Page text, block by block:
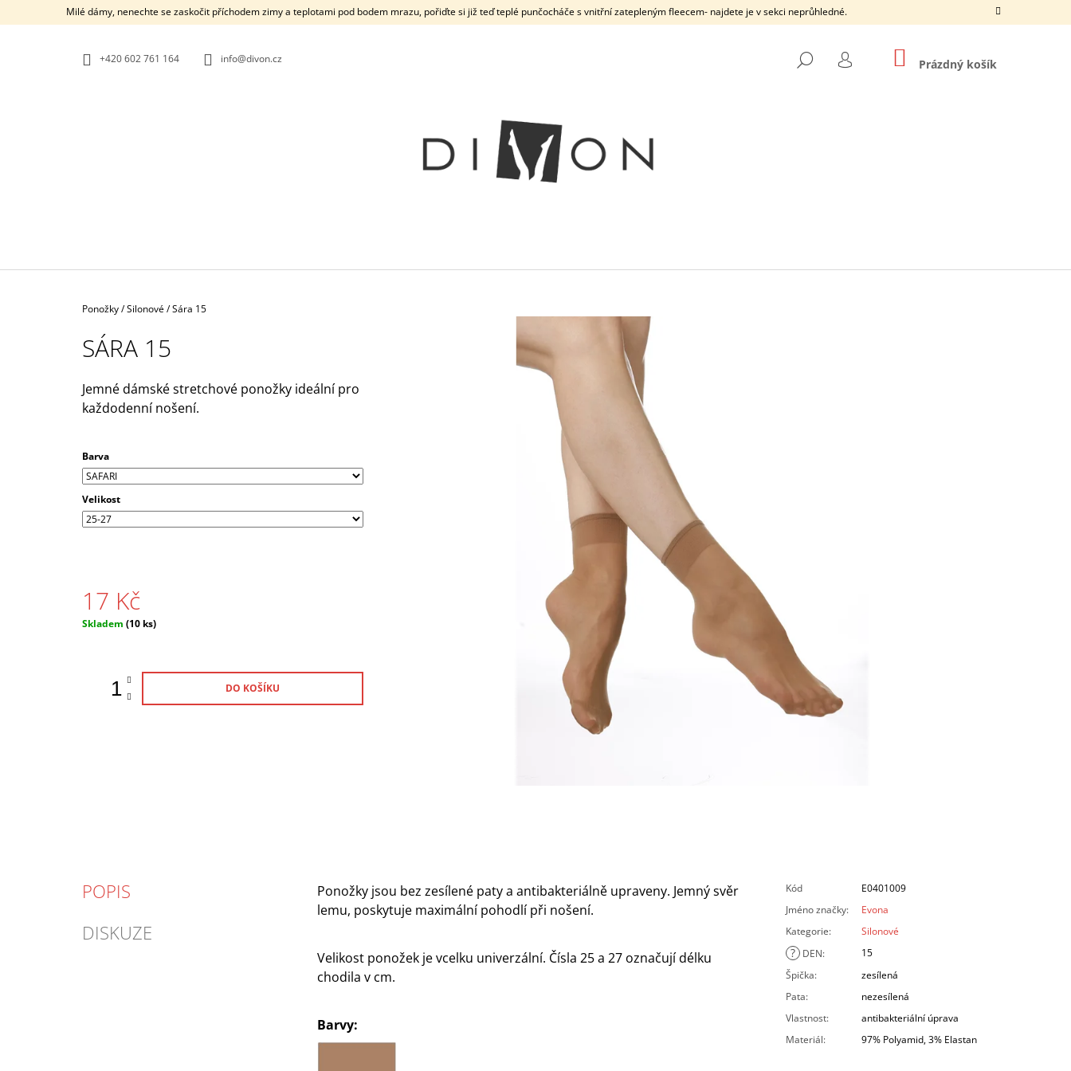
Milé dámy, nenechte se zaskočit příchodem zimy a teplotami pod bodem mrazu, pořiďte si již teď teplé punčocháče s vnitřní zatepleným fleecem- najdete je v sekci neprůhledné.
+420 602 761 164 info@divon.cz HLEDAT
PŘIHLÁŠENÍ
NÁKUPNÍ
KOŠÍK
Prázdný košík
Domů
Ponožky/Silonové/Sára 15
SÁRA 15
Jemné dámské stretchové ponožky ideální pro
každodenní nošení.
Barva
Velikost
17 Kč
Měrná
Skladem (10 ks)
DO KOŠÍKU
POPIS
DISKUZE
Ponožky jsou bez zesílené paty a antibakteriálně upraveny. Jemný svěr
lemu, poskytuje maximální pohodlí při nošení.
Velikost ponožek je vcelku univerzální. Čísla 25 a 27 označují délku
chodila v cm.
Barvy:
Kód
E0401009
Jméno značky:
Evona
Kategorie: Silonové
? DEN:
15
Špička:
zesílená
Pata:
nezesílená
Vlastnost:
antibakteriální úprava
Materiál: 97% Polyamid, 3% Elastan
O
HLEDAT
FIORE WEAVEVZOROVANÉ S PUNTÍKY
NEVIDITELNÉ TENKÉ FIORE EVELINE 15
99 Kč